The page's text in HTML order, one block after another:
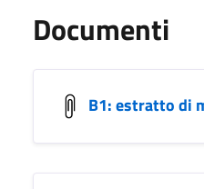
Documenti
B1: estratto di